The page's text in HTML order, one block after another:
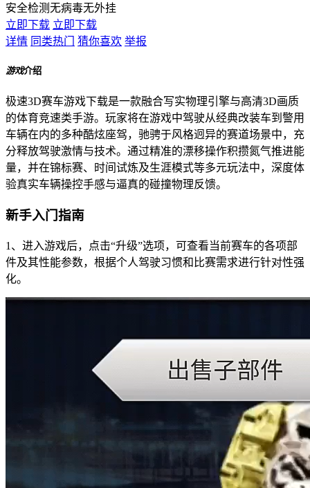
安全检测无病毒无外挂
立即下载 立即下载
详情 同类热门 猜你喜欢 举报
游戏介绍
极速3D赛车游戏下载是一款融合写实物理引擎与高清3D画质
的体育竞速类手游。玩家将在游戏中驾驶从经典改装车到警用
车辆在内的多种酷炫座驾，驰骋于风格迥异的赛道场景中，充
分释放驾驶激情与技术。通过精准的漂移操作积攒氮气推进能
量，并在锦标赛、时间试炼及生涯模式等多元玩法中，深度体
验真实车辆操控手感与逼真的碰撞物理反馈。
新手入门指南
1、进入游戏后，点击“升级”选项，可查看当前赛车的各项部
件及其性能参数，根据个人驾驶习惯和比赛需求进行针对性强
化。